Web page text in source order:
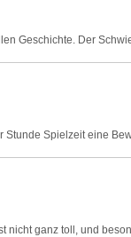
Geschichte. Der
Spielzeit eine
nicht ganz toll, und